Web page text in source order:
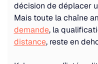
décision de déplacer
Mais toute la chaîne
demande, la
distance, reste en